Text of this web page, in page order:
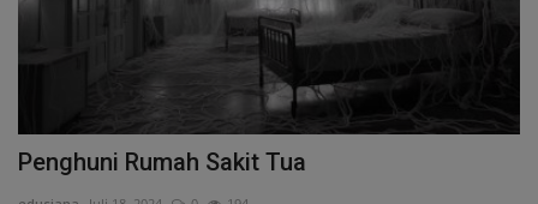
Penghuni Rumah Sakit Tua